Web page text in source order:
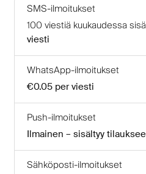
SMS-ilmoitukset
100 viestiä kuukaudessa
viesti
WhatsApp-ilmoitukset
€0.05 per viesti
Push-ilmoitukset
Ilmainen – sisältyy
Sähköposti-ilmoitukset